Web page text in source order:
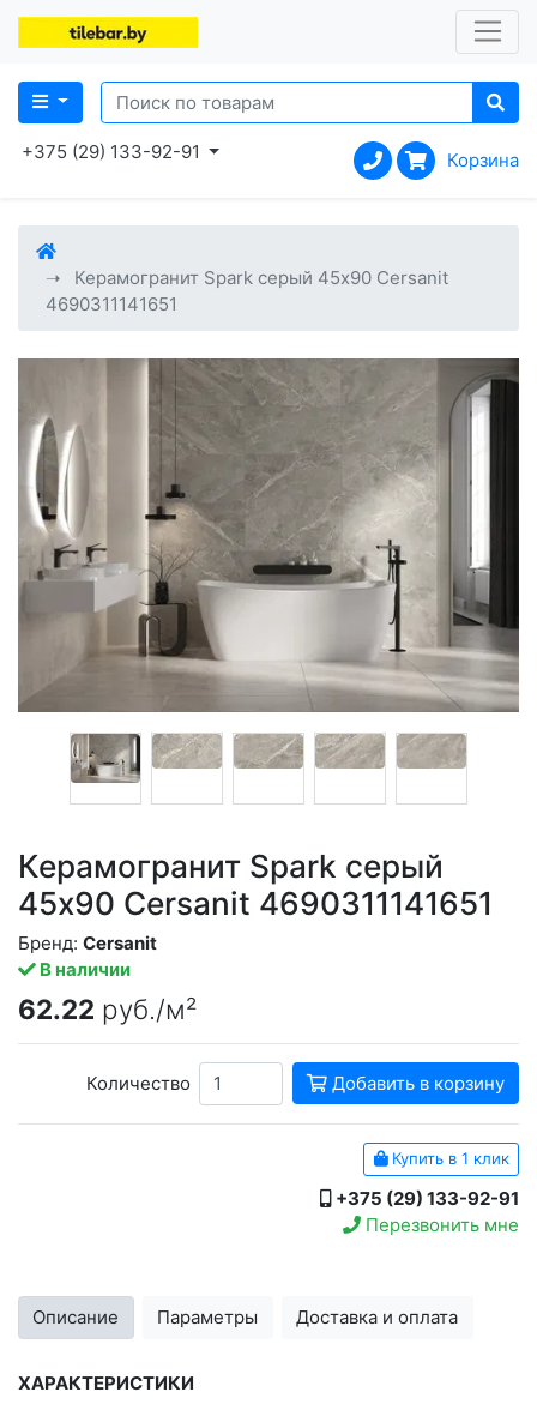
+375 (29) 133-92-91 Корзина
Керамогранит Spark серый 45x90 Cersanit
4690311141651
Керамогранит Spark серый
45x90 Cersanit 4690311141651
В наличии
Бренд: Cersanit
62.22 руб./м²
Количество Добавить в корзину
Купить в 1 клик
+375 (29) 133-92-91
Перезвонить мне
Описание Параметры Доставка и оплата
ХАРАКТЕРИСТИКИ